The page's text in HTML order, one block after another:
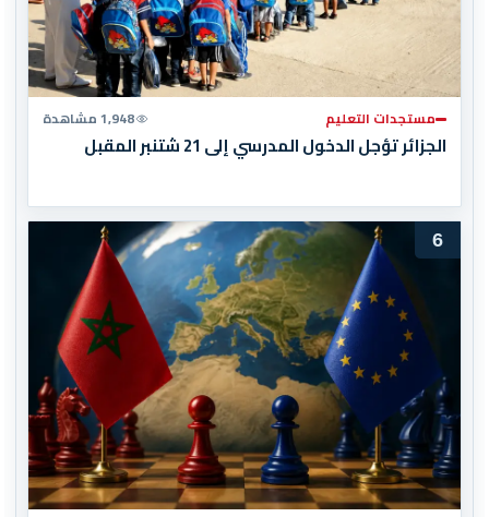
مستجدات التعليم 1,948 مشاهدة
الجزائر تؤجل الدخول المدرسي إلى 21 شتنبر المقبل
6